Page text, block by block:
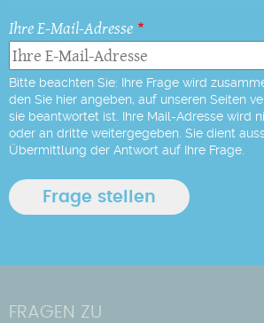
Ihre E-Mail-Adresse
Bitte beachten Sie: Ihre Frage wird
den Sie hier angeben, auf unseren Seiten
sie beantwortet ist. Ihre Mail-Adresse wird
oder an dritte weitergegeben. Sie dient
Übermittlung der Antwort auf Ihre Frage.
FRAGEN ZU